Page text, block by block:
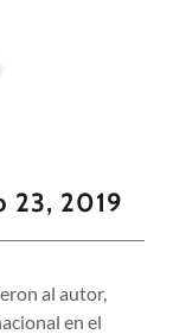
23, 2019
al autor,
en el